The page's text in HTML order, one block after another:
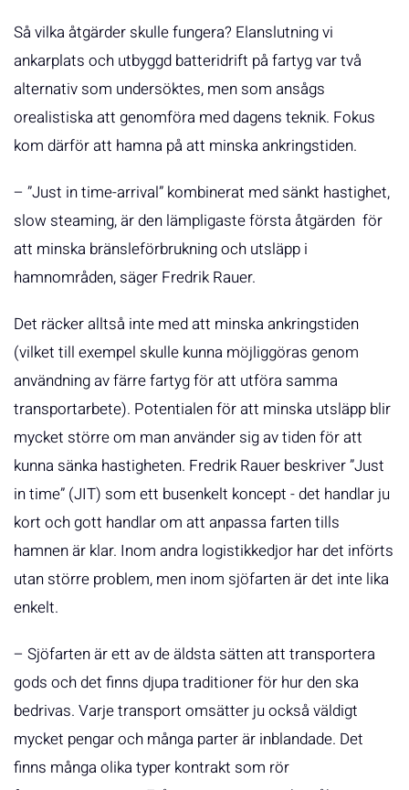
Så vilka åtgärder skulle fungera? Elanslutning vi
ankarplats och utbyggd batteridrift på fartyg var två
alternativ som undersöktes, men som ansågs
orealistiska att genomföra med dagens teknik. Fokus
kom därför att hamna på att minska ankringstiden.
– ”Just in time-arrival” kombinerat med sänkt hastighet,
slow steaming, är den lämpligaste första åtgärden för
att minska bränsleförbrukning och utsläpp i
hamnområden, säger Fredrik Rauer.
Det räcker alltså inte med att minska ankringstiden
(vilket till exempel skulle kunna möjliggöras genom
användning av färre fartyg för att utföra samma
transportarbete). Potentialen för att minska utsläpp blir
mycket större om man använder sig av tiden för att
kunna sänka hastigheten. Fredrik Rauer beskriver ”Just
in time” (JIT) som ett busenkelt koncept - det handlar ju
kort och gott handlar om att anpassa farten tills
hamnen är klar. Inom andra logistikkedjor har det införts
utan större problem, men inom sjöfarten är det inte lika
enkelt.
– Sjöfarten är ett av de äldsta sätten att transportera
gods och det finns djupa traditioner för hur den ska
bedrivas. Varje transport omsätter ju också väldigt
mycket pengar och många parter är inblandade. Det
finns många olika typer kontrakt som rör